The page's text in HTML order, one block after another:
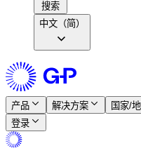
搜索​​
中文（简）
产品​​ 解决方案​​ 国家/
登录​​